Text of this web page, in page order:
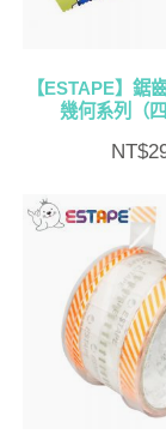
【ESTAPE】鋸
幾何系列（四
NT$